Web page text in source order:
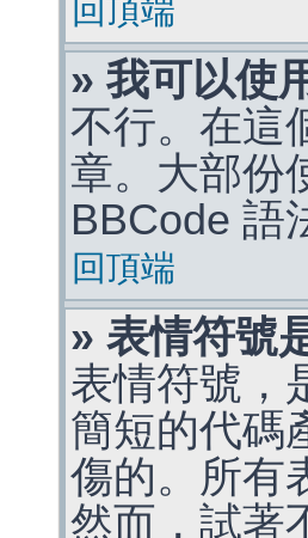
回頂端
» 我可以使
不行。在這
章。大部份
BBCode 語
回頂端
» 表情符號
表情符號，
簡短的代碼
傷的。所有
然而，試著